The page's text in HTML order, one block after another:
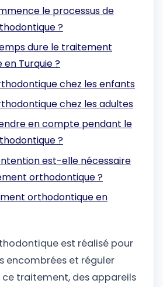
le processus de
?
dure le traitement
Turquie ?
chez les enfants
chez les adultes
en compte pendant le
?
est-elle nécessaire
orthodontique ?
orthodontique en
est réalisé pour
encombrées et réguler
ce traitement, des appareils